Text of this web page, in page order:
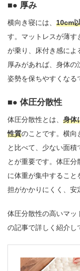
● 厚み
横向き寝には、 10cm
す。マットレスが薄す
が乗り、床付き感によ
厚みがあれば、身体
姿勢を保ちやすくなる
● 体圧分散性
体圧分散性とは、 身体
性質のことです。横向
と比べて、少ない面積
とが重要です。体圧
に体重が集中すること
担がかかりにくく、安
体圧分散性の高いマッ
の記事で詳しく紹介し